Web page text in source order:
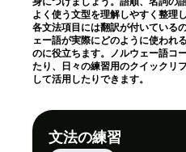
よく使う文型を理解しやすく整理
各文法項目には翻訳が付いている
ェー語が実際にどのように使われ
のに役立ちます。ノルウェー語コ
たり、日々の練習用のクイックリ
して活用したりできます。
文法の練習